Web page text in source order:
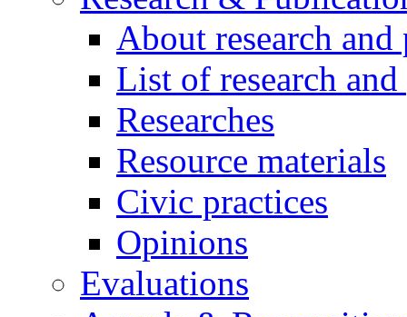
About research
List of research
Researches
Resource materials
Civic practices
Opinions
Evaluations